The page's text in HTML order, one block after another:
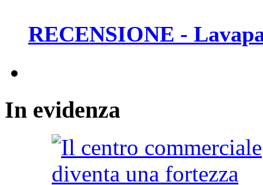
RECENSIONE -
In evidenza